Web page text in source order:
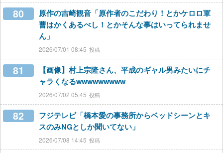
80
原作の吉崎観音「原作者のこだわり！とかケロロ軍
曹はかくあるべし！とかそんな事はいってられませ
ん」
2026/07/01 08:45
81
【画像】村上宗隆さん、平成のギャル男みたいにチ
ャラくなるwwwwwwwww
2026/07/02 05:45
82
フジテレビ「橋本愛の事務所からベッドシーンとキ
スのみNGとしか聞いてない」
2026/07/08 14:45